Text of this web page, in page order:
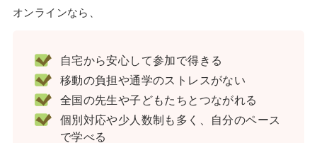
オンラインなら、
自宅から安心して参加で得きる
移動の負担や通学のストレスがない
全国の先生や子どもたちとつながれる
個別対応や少人数制も多く、自分のペース
で学べる